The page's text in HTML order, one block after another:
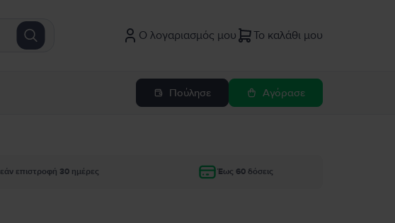
Ο λογαριασμός μου Το καλάθι μου
Πούλησε Αγόρασε
επιστροφή 30 ημέρες Έως 60 δόσεις